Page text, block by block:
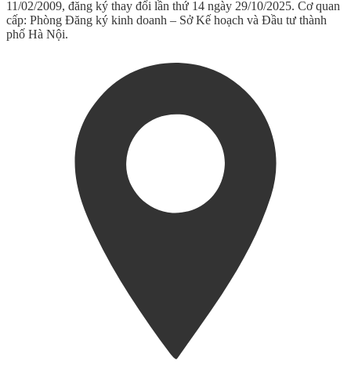
11/02/2009, đăng ký thay đổi lần thứ 14 ngày 29/10/2025. Cơ quan
cấp: Phòng Đăng ký kinh doanh – Sở Kế hoạch và Đầu tư thành
phố Hà Nội.